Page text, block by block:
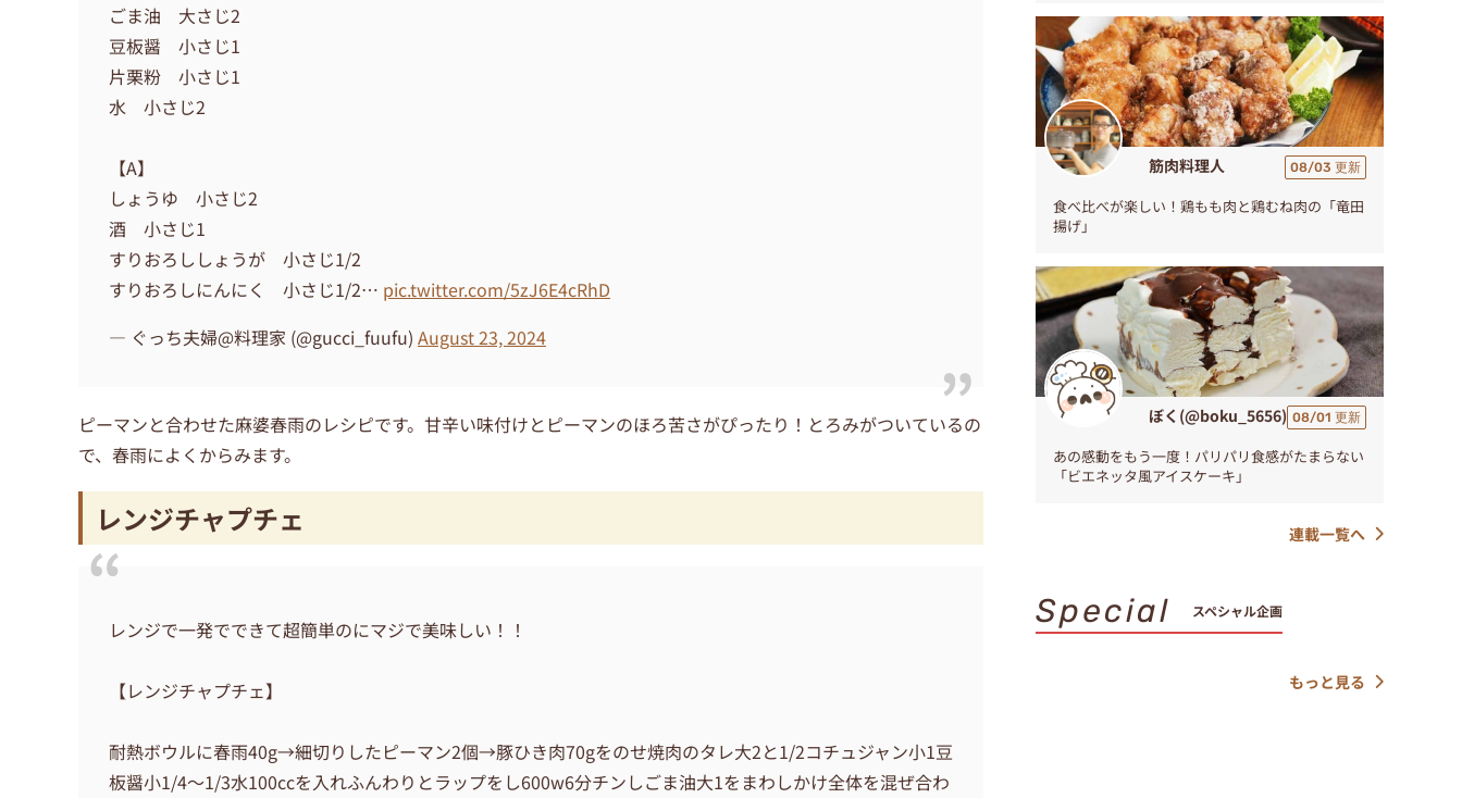
ごま油 大さじ2
豆板醤 小さじ1
片栗粉 小さじ1
水 小さじ2
【A】
しょうゆ 小さじ2
酒 小さじ1
すりおろししょうが 小さじ1/2
すりおろしにんにく 小さじ1/2… pic.twitter.com/5zJ6E4cRhD
— ぐっち夫婦@料理家 (@gucci_fuufu) August 23, 2024
ピーマンと合わせた麻婆春雨のレシピです。甘辛い味付けとピーマンのほろ苦さがぴったり！とろみがついているの
で、春雨によくからみます。
レンジチャプチェ
レンジで一発でできて超簡単のにマジで美味しい！！
【レンジチャプチェ】
耐熱ボウルに春雨40g→細切りしたピーマン2個→豚ひき肉70gをのせ焼肉のタレ大2と1/2コチュジャン小1豆
板醤小1/4〜1/3水100ccを入れふんわりとラップをし600w6分チンしごま油大1をまわしかけ全体を混ぜ合わ
筋肉料理人 08/03 更新
食べ比べが楽しい！鶏もも肉と鶏むね肉の「竜田
揚げ」
ぼく(@boku_5656) 08/01 更新
あの感動をもう一度！パリパリ食感がたまらない
「ビエネッタ風アイスケーキ」
連載一覧へ
Special スペシャル企画
もっと見る